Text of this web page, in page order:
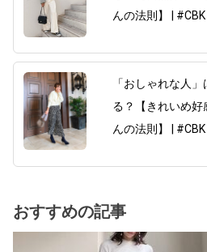
んの法則】 |
「おしゃれな人
る？【きれいめ好
んの法則】 |
おすすめの記事